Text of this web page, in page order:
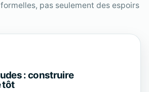
pas seulement des espoirs
: construire
tôt